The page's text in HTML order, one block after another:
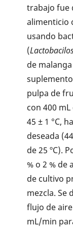
trabajo fue
alimenticio
usando
(
de
pulpa de
con 400
45 ± 1 °C,
deseada
de 25 ºC).
% o 2 %
de cultivo
mezcla. Se
flujo de
mL/min